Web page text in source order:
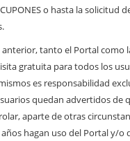
o hasta la solicitud
tanto el Portal como
gratuita para todos los
es responsabilidad
quedan advertidos de
aparte de otras
hagan uso del Portal y/o